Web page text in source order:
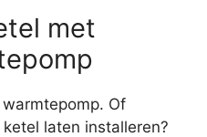
met
Of
laten installeren?